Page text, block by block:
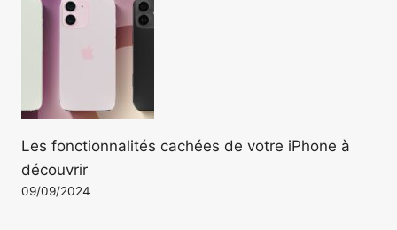
Les fonctionnalités cachées de votre iPhone à
découvrir
09/09/2024